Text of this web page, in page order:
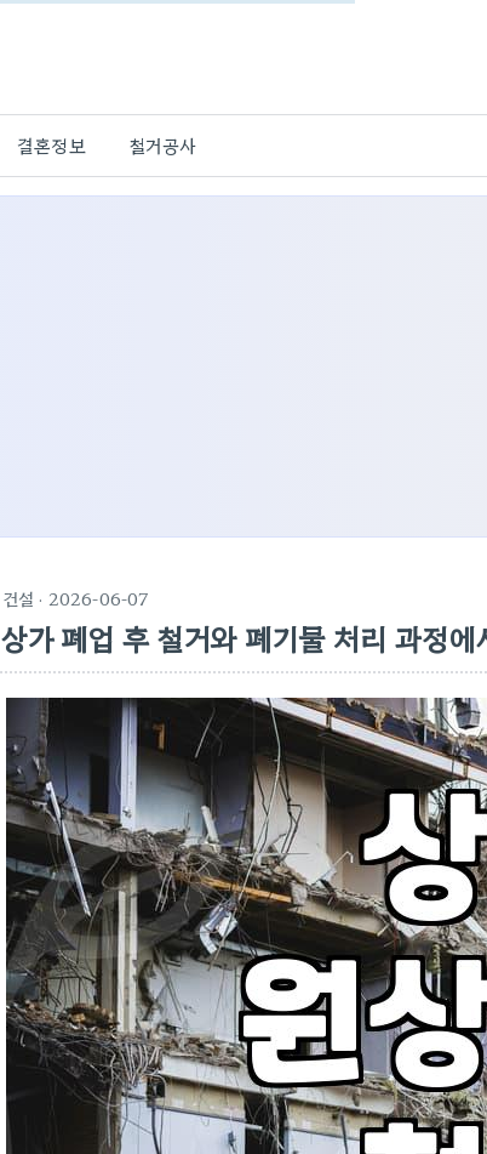
결혼정보 철거공사
건설 · 2026-06-07
상가 폐업 후 철거와 폐기물 처리 과정